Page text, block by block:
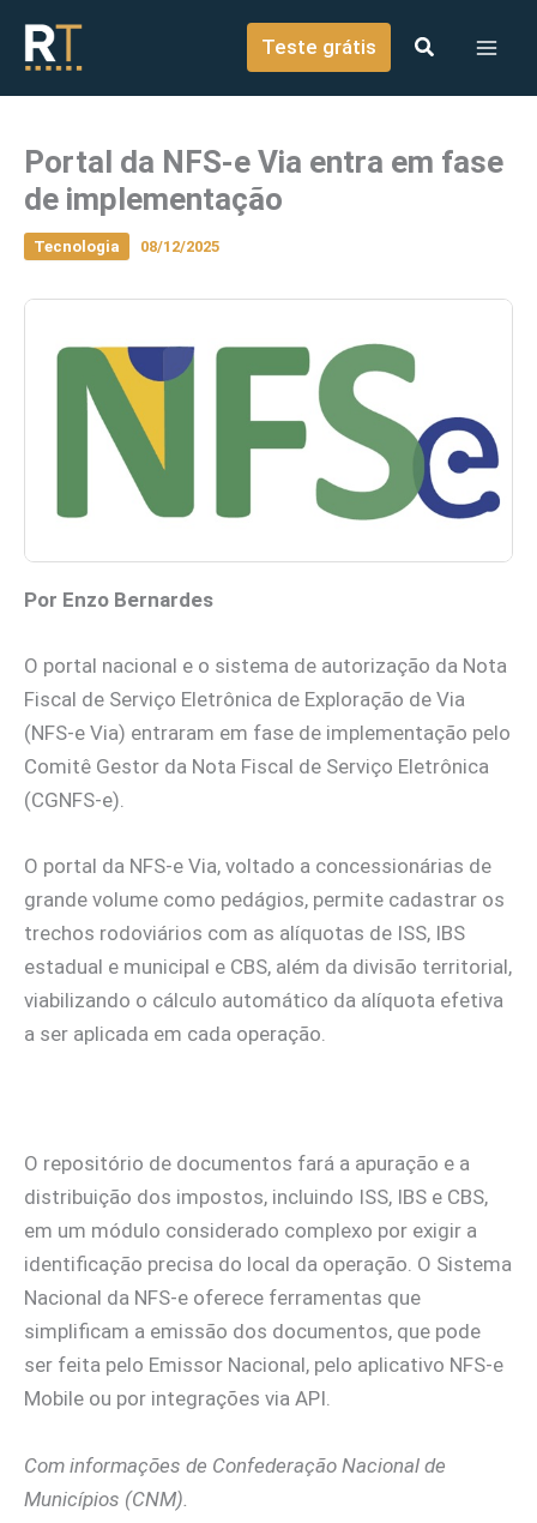
conteúdo
Teste grátis
Portal da NFS-e Via entra em fase
de implementação
Tecnologia 08/12/2025
Por Enzo Bernardes
O portal nacional e o sistema de autorização da Nota
Fiscal de Serviço Eletrônica de Exploração de Via
(NFS-e Via) entraram em fase de implementação pelo
Comitê Gestor da Nota Fiscal de Serviço Eletrônica
(CGNFS-e).
O portal da NFS-e Via, voltado a concessionárias de
grande volume como pedágios, permite cadastrar os
trechos rodoviários com as alíquotas de ISS, IBS
estadual e municipal e CBS, além da divisão territorial,
viabilizando o cálculo automático da alíquota efetiva
a ser aplicada em cada operação.
O repositório de documentos fará a apuração e a
distribuição dos impostos, incluindo ISS, IBS e CBS,
em um módulo considerado complexo por exigir a
identificação precisa do local da operação. O Sistema
Nacional da NFS-e oferece ferramentas que
simplificam a emissão dos documentos, que pode
ser feita pelo Emissor Nacional, pelo aplicativo NFS-e
Mobile ou por integrações via API.
Com informações de Confederação Nacional de
Municípios (CNM).